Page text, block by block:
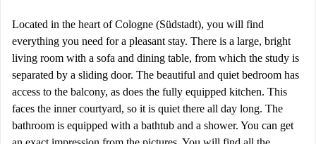
Located in the heart of Cologne (Südstadt), you will find
everything you need for a pleasant stay. There is a large, bright
living room with a sofa and dining table, from which the study is
separated by a sliding door. The beautiful and quiet bedroom has
access to the balcony, as does the fully equipped kitchen. This
faces the inner courtyard, so it is quiet there all day long. The
bathroom is equipped with a bathtub and a shower. You can get